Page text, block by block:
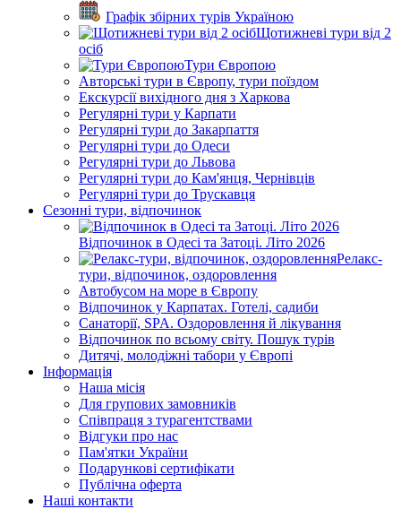
Графік збірних турів Україною
Щотижневі тури від 2
осіб
Тури Європою
Авторські тури в Європу, тури поїздом
Екскурсії вихідного дня з Харкова
Регулярні тури у Карпати
Регулярні тури до Закарпаття
Регулярні тури до Одеси
Регулярні тури до Львова
Регулярні тури до Кам'янця, Чернівців
Регулярні тури до Трускавця
Сезонні тури, відпочинок
Відпочинок в Одесі та Затоці. Літо 2026
Релакс-
тури, відпочинок, оздоровлення
Автобусом на море в Європу
Відпочинок у Карпатах. Готелі, садиби
Санаторії, SPA. Оздоровлення й лікування
Відпочинок по всьому світу. Пошук турів
Дитячі, молодіжні табори у Європі
Інформація
Наша місія
Для групових замовників
Співпраця з турагентствами
Відгуки про нас
Пам'ятки України
Подарункові сертифікати
Публічна оферта
Наші контакти